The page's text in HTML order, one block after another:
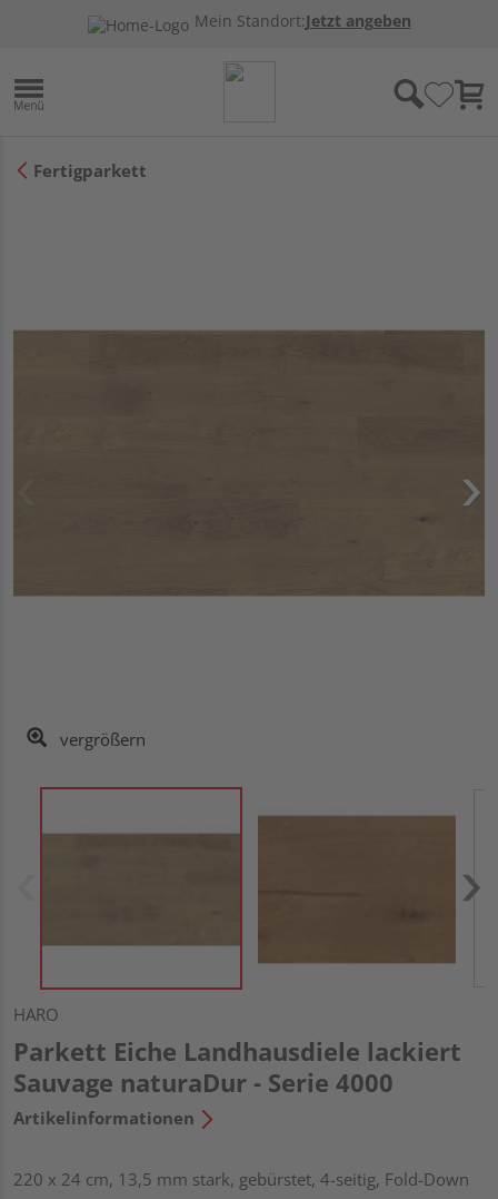
Mein Standort:Jetzt angeben
Fertigparkett
vergrößern
HARO
Parkett Eiche Landhausdiele lackiert
Sauvage naturaDur - Serie 4000
Artikelinformationen
220 x 24 cm, 13,5 mm stark, gebürstet, 4-seitig, Fold-Down